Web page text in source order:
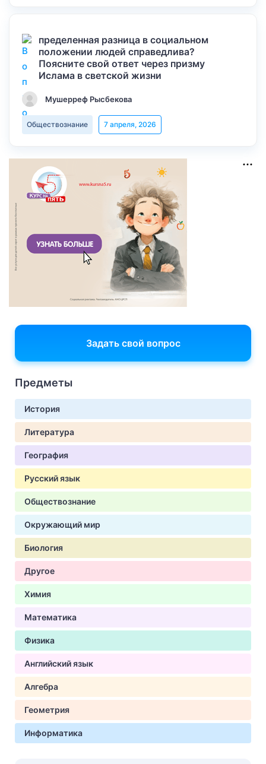
пределенная разница в социальном
положении людей справедлива?
Поясните свой ответ через призму
Ислама в светской жизни
Мушерреф Рысбекова
Обществознание 7 апреля, 2026
Задать свой вопрос
Предметы
История
Литература
География
Русский язык
Обществознание
Окружающий мир
Биология
Другое
Химия
Математика
Физика
Английский язык
Алгебра
Геометрия
Информатика